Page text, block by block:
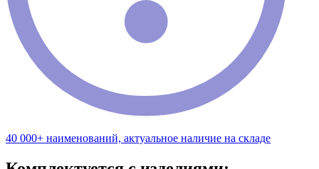
40 000+ наименований, актуальное наличие на складе